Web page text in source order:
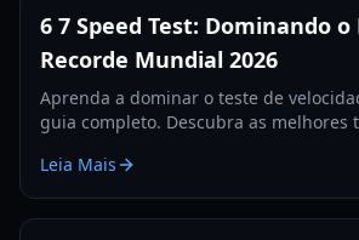
6 7 Speed Test: Dominando
Recorde Mundial 2026
Aprenda a dominar o teste de
guia completo. Descubra as melhores
hardware para quebrar recordes.
Leia Mais